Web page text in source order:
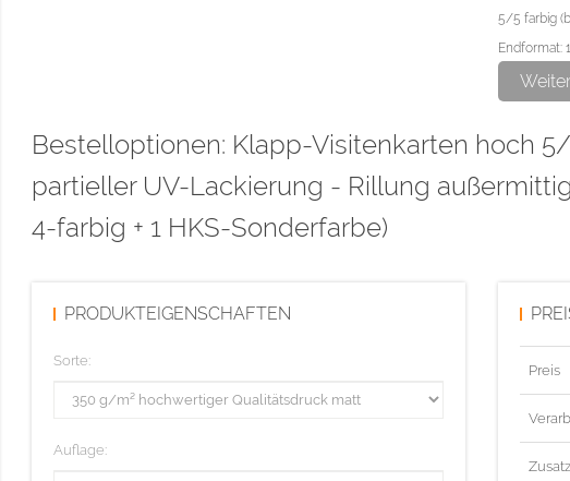
5/5 farbig
Endformat:
Bitte den
Diese
Bestelloptionen: Klapp-Visitenkarten hoch
partieller UV-Lackierung - Rillung
4-farbig + 1 HKS-Sonderfarbe)
PRODUKTEIGENSCHAFTEN
Sorte:
Auflage:
Preis